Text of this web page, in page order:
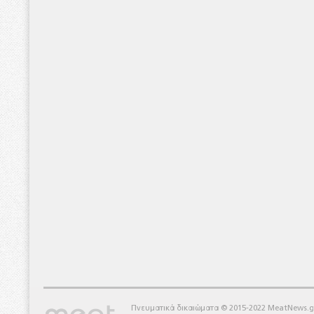
Πνευματικά δικαιώματα © 2015-2022